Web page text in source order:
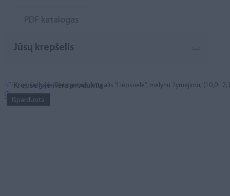
PDF katalogas
Jūsų krepšelis
Krepšelyje nėra produktų.
⌂ Frezos antgaliaiDeimantinis antgalis “Liepsnele”, mėlynu žymėjimu, (10,0 .
Išparduota
🔍